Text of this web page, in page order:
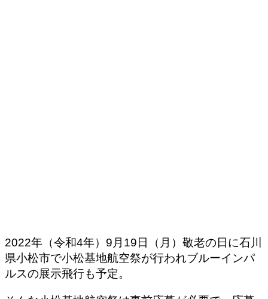
2022年（令和4年）9月19日（月）敬老の日に石川
県小松市で小松基地航空祭が行われブルーインパ
ルスの展示飛行も予定。